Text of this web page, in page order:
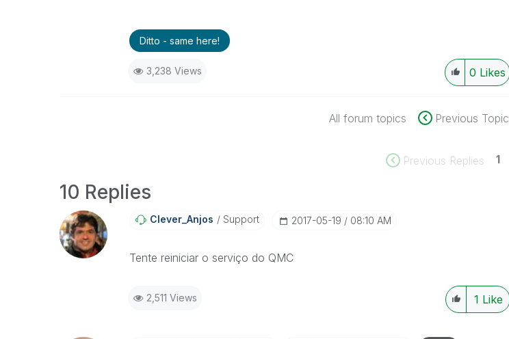
Ditto - same here!
3,238 Views 0 Likes
All forum topics Previous Topic
Previous Replies 1
10 Replies
Clever_Anjos Support ‎2017-05-19 08:10 AM
Tente reiniciar o serviço do QMC
2,511 Views 1 Like